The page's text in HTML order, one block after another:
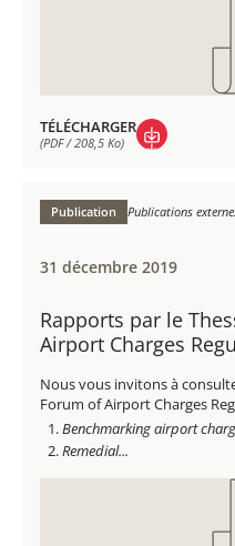
TÉLÉCHARGER
(PDF / 208,5 Ko)
(PDF / 208,5 Ko)
Publication Publications
31 décembre 2019
Rapports par le
Airport Charges
Nous vous invitons à
Forum of Airport Charges
Benchmarking airport
Remedial...